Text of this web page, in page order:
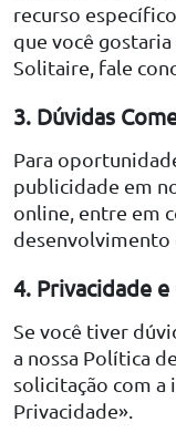
recurso
que você
Solitaire, fale
3. Dúvidas
Para
publicidade em
online, entre em
desenvolvimento
4. Privacidade
Se você tiver
a nossa Política
solicitação com a
Privacidade».